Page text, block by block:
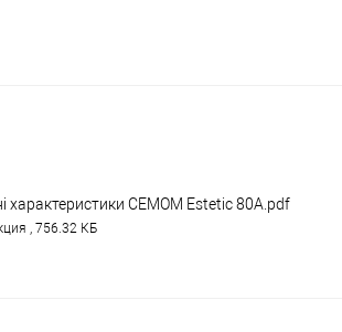
характеристики CEMOM Estetic 80A.pdf
, 756.32 КБ